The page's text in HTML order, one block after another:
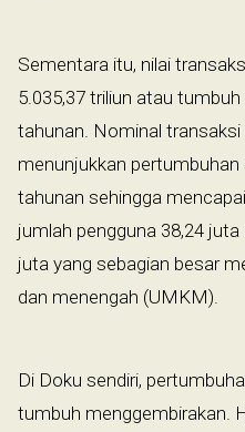
Sementara itu, nilai
5.035,37 triliun atau
tahunan. Nominal transaksi
menunjukkan
tahunan sehingga
jumlah pengguna 38,24 juta
juta yang sebagian besar
dan menengah (UMKM).
Di Doku sendiri,
tumbuh menggembirakan.